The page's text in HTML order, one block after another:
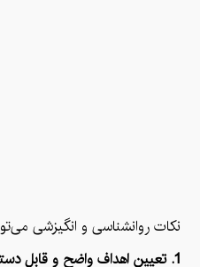
نکات روانشناسی و انگیزشی
1. تعیین اهداف واضح و قابل دسترسی